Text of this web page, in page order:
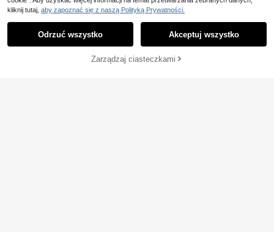
DODAJ DO KOSZYKA
kliknij tutaj, aby zapoznać się z naszą Polityką Prywatności.
Odrzuć wszystko Akceptuj wszystko
Zarządzaj ciasteczkami